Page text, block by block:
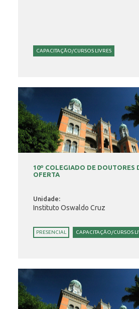
CAPACITAÇÃO/CURSOS LIVRES
10º COLEGIADO DE DOUTORES
OFERTA
Unidade:
Instituto Oswaldo Cruz
PRESENCIAL CAPACITAÇÃO/CURSOS